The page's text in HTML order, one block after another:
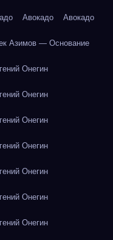
Авокадо Авокадо
Азимов — Основание
Онегин
Онегин
Онегин
Онегин
Онегин
Онегин
Онегин